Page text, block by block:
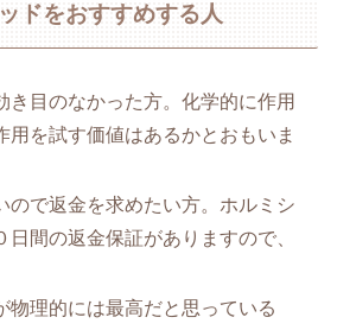
ドをおすすめする人
き目のなかった方。化学的に作用
用を試す価値はあるかとおもいま
ので返金を求めたい方。ホルミシ
日間の返金保証がありますので、
物理的には最高だと思っている